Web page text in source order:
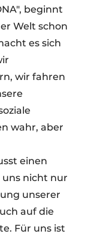
beginnt
Welt schon
es sich
wir fahren
wahr, aber
einen
nicht nur
unserer
auf die
Für uns ist